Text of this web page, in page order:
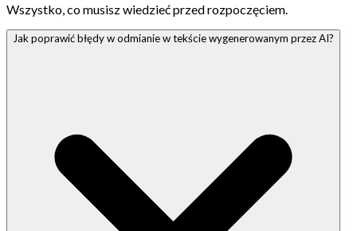
Wszystko, co musisz wiedzieć przed rozpoczęciem.
Jak poprawić błędy w odmianie w tekście wygenerowanym przez AI?